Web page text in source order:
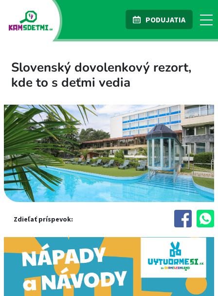
PODUJATIA
Slovenský dovolenkový rezort,
kde to s deťmi vedia
Zdieľať príspevok: